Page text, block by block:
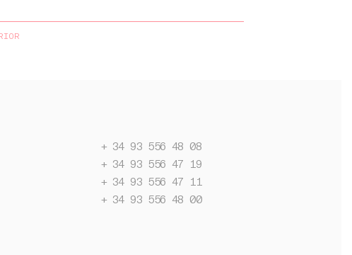
+ 34 93 556 48 08
+ 34 93 556 47 19
+ 34 93 556 47 11
+ 34 93 556 48 00